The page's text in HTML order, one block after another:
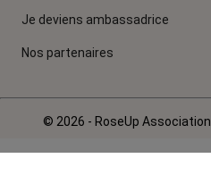
Je deviens ambassadrice
Nos partenaires
© 2026 - RoseUp Association